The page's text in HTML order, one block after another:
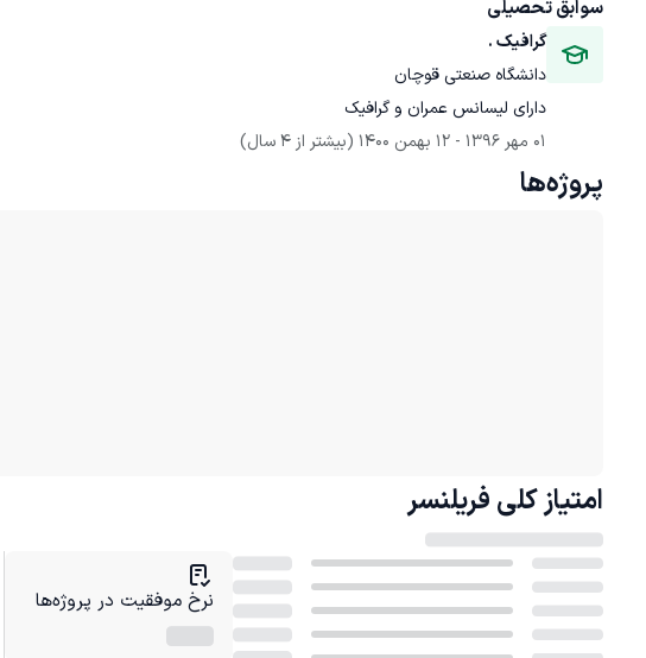
سوابق تحصیلی
گرافیک .
دانشگاه صنعتی قوچان
دارای لیسانس عمران و گرافیک
01 مهر 1396
- 12 بهمن 1400 (بیشتر از 4 سال)
پروژه‌ها
امتیاز کلی فریلنسر
نرخ موفقیت در پروژه‌ها